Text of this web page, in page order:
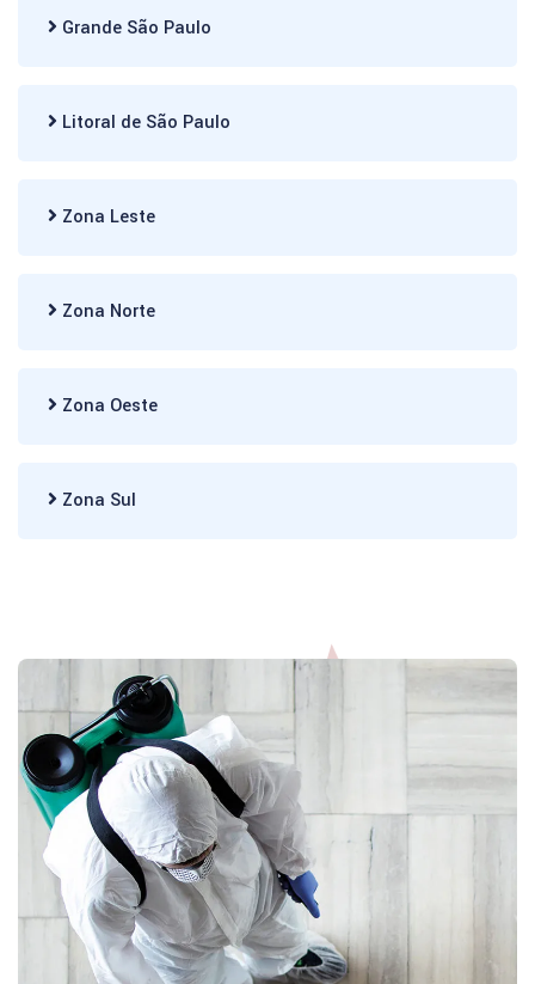
Grande São Paulo
Litoral de São Paulo
Zona Leste
Zona Norte
Zona Oeste
Zona Sul